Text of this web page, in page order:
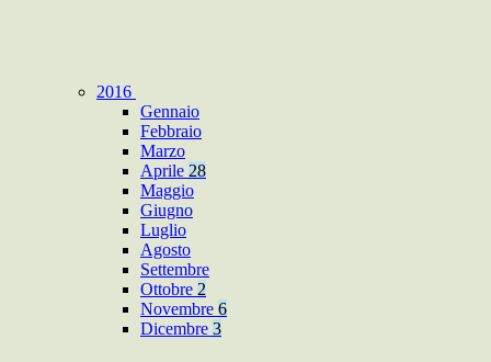
2016
Gennaio
Febbraio
Marzo
Aprile 28
Maggio
Giugno
Luglio
Agosto
Settembre
Ottobre 2
Novembre 6
Dicembre 3